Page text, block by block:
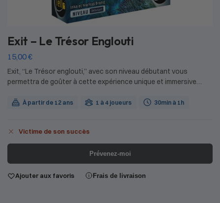
Exit – Le Trésor Englouti
15,00€
Exit, “Le Trésor englouti,” avec son niveau débutant vous
permettra de goûter à cette expérience unique et immersive…
À partir de 12 ans 1 à 4 joueurs 30min à 1h
Victime de son succès
Prévenez-moi
Ajouter aux favoris Frais de livraison